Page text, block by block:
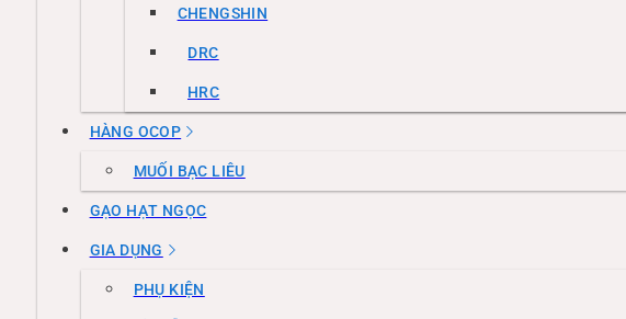
CHENGSHIN
DRC
HRC
HÀNG OCOP
MUỐI BẠC LIÊU
GẠO HẠT NGỌC
GIA DỤNG
PHỤ KIỆN